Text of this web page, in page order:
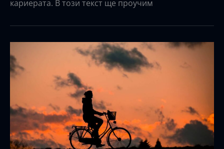
кариерата. В този текст ще проучим